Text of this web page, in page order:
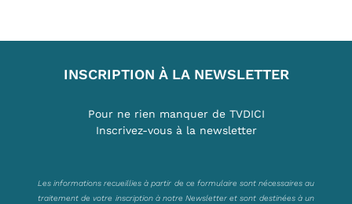
INSCRIPTION À LA NEWSLETTER
Pour ne rien manquer de TVDICI
Inscrivez-vous à la newsletter
Les informations recueillies à partir de ce formulaire sont nécessaires au
traitement de votre inscription à notre Newsletter et sont destinées à un